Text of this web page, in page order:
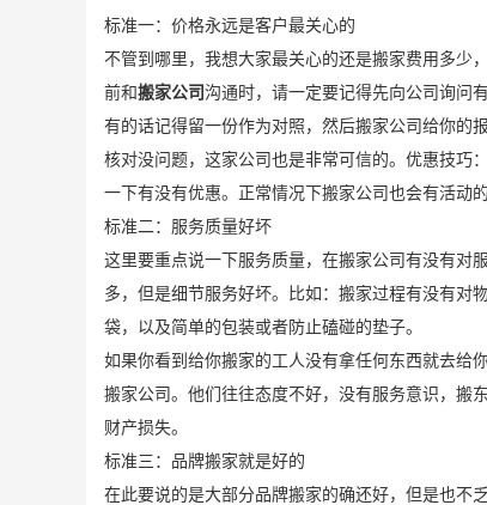
标准一：价格永远是客户最关心的
不管到哪里，我想大家最关心的还是搬家费用多少
前和搬家公司沟通时，请一定要记得先向公司询问
有的话记得留一份作为对照，然后搬家公司给你的
核对没问题，这家公司也是非常可信的。优惠技巧
一下有没有优惠。正常情况下搬家公司也会有活动的
标准二：服务质量好坏
这里要重点说一下服务质量，在搬家公司有没有对
多，但是细节服务好坏。比如：搬家过程有没有对
袋，以及简单的包装或者防止磕碰的垫子。
如果你看到给你搬家的工人没有拿任何东西就去给
搬家公司。他们往往态度不好，没有服务意识，搬
财产损失。
标准三：品牌搬家就是好的
在此要说的是大部分品牌搬家的确还好，但是也不